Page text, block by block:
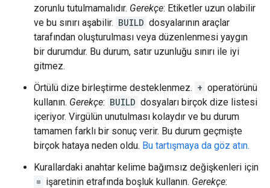
zorunlu tutulmamalıdır. Gerekçe: Etiketler uzun olabilir
ve bu sınırı aşabilir. BUILD dosyalarının araçlar
tarafından oluşturulması veya düzenlenmesi yaygın
bir durumdur. Bu durum, satır uzunluğu sınırı ile iyi
gitmez.
Örtülü dize birleştirme desteklenmez. + operatörünü
kullanın. Gerekçe: BUILD dosyaları birçok dize listesi
içeriyor. Virgülün unutulması kolaydır ve bu durum
tamamen farklı bir sonuç verir. Bu durum geçmişte
birçok hataya neden oldu. Bu tartışmaya da göz atın.
Kurallardaki anahtar kelime bağımsız değişkenleri için
= işaretinin etrafında boşluk kullanın. Gerekçe: